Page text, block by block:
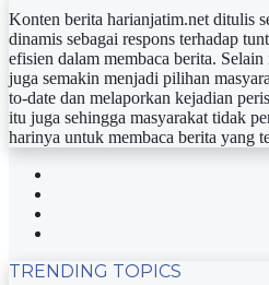
Konten berita harianjatim.net ditulis
dinamis sebagai respons terhadap
efisien dalam membaca berita.
juga semakin menjadi pilihan
to-date dan melaporkan kejadian
itu juga sehingga masyarakat tidak
harinya untuk membaca berita yang
TRENDING TOPICS